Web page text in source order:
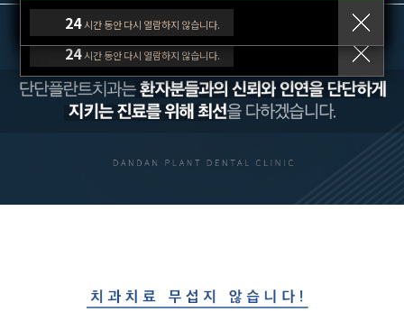
24시간 동안 다시 열람하지 않습니다.
24시간 동안 다시 열람하지 않습니다.
24시간 동안 다시 열람하지 않습니다.
24시간 동안 다시 열람하지 않습니다.